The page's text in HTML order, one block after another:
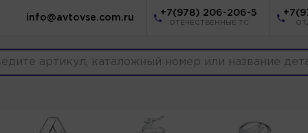
info@avtovse.com.ru
+7(978) 206-206-5
ОТЕЧЕСТВЕННЫЕ ТС